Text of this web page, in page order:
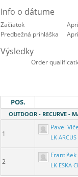
Info o dátume
Začiatok
Predbežná prihláška
Výsledky
Order
POS.
OUTDOOR - RECURVE -
1
Pavel
LK
2 LK ESKA